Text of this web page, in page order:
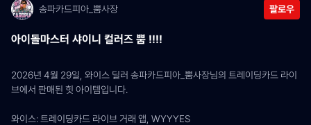
송파카드피아_뿜사장 팔로우
아이돌마스터 샤이니 컬러즈 뿜 !!!!
2026년 4월 29일, 와이스 딜러 송파카드피아_뿜사장님의 트레이딩카드 라이
브에서 판매된 힛 아이템입니다.
와이스: 트레이딩카드 라이브 거래 앱, WYYYES